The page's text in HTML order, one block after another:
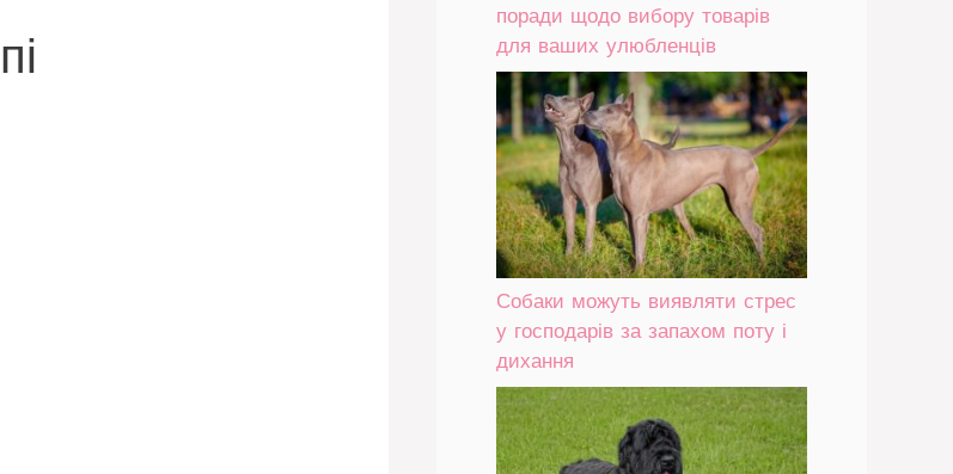
поради щодо вибору товарів
для ваших улюбленців
Собаки можуть виявляти стрес
у господарів за запахом поту і
дихання